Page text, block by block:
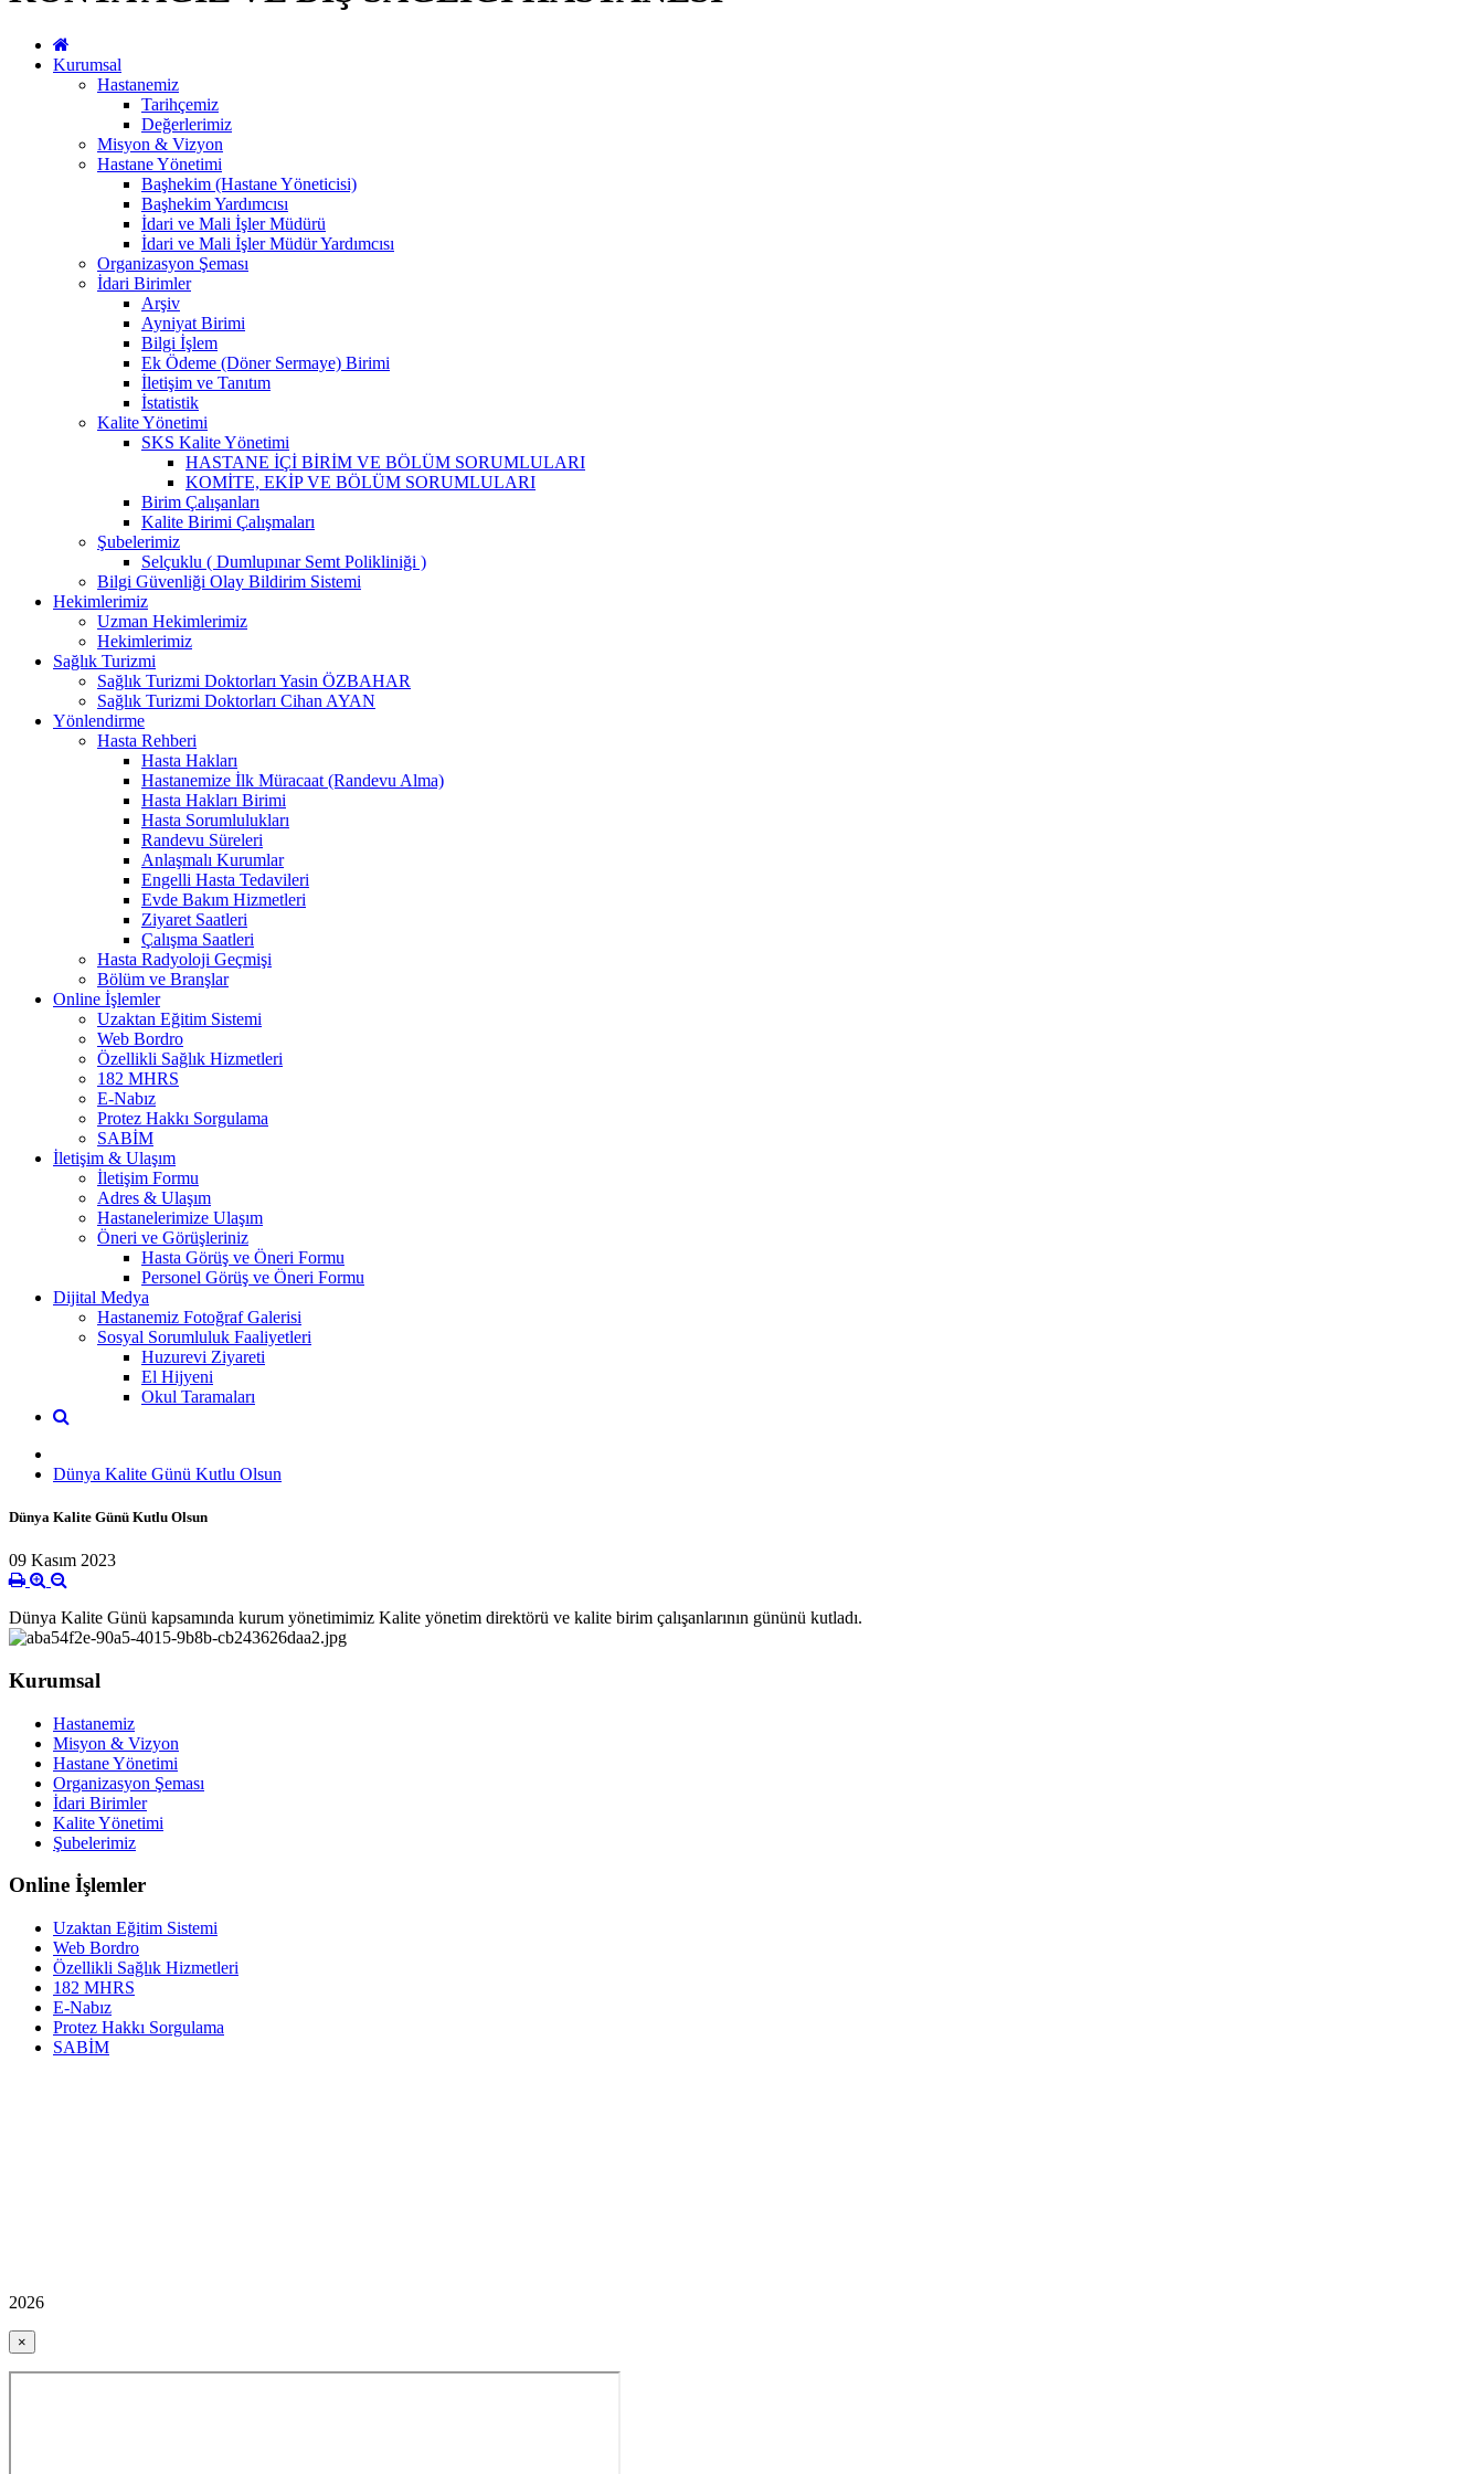
Kurumsal
Hastanemiz
Tarihçemiz
Değerlerimiz
Misyon & Vizyon
Hastane Yönetimi
Başhekim (Hastane Yöneticisi)
Başhekim Yardımcısı
İdari ve Mali İşler Müdürü
İdari ve Mali İşler Müdür Yardımcısı
Organizasyon Şeması
İdari Birimler
Arşiv
Ayniyat Birimi
Bilgi İşlem
Ek Ödeme (Döner Sermaye) Birimi
İletişim ve Tanıtım
İstatistik
Kalite Yönetimi
SKS Kalite Yönetimi
HASTANE İÇİ BİRİM VE BÖLÜM SORUMLULARI
KOMİTE, EKİP VE BÖLÜM SORUMLULARI
Birim Çalışanları
Kalite Birimi Çalışmaları
Şubelerimiz
Selçuklu ( Dumlupınar Semt Polikliniği )
Bilgi Güvenliği Olay Bildirim Sistemi
Hekimlerimiz
Uzman Hekimlerimiz
Hekimlerimiz
Sağlık Turizmi
Sağlık Turizmi Doktorları Yasin ÖZBAHAR
Sağlık Turizmi Doktorları Cihan AYAN
Yönlendirme
Hasta Rehberi
Hasta Hakları
Hastanemize İlk Müracaat (Randevu Alma)
Hasta Hakları Birimi
Hasta Sorumlulukları
Randevu Süreleri
Anlaşmalı Kurumlar
Engelli Hasta Tedavileri
Evde Bakım Hizmetleri
Ziyaret Saatleri
Çalışma Saatleri
Hasta Radyoloji Geçmişi
Bölüm ve Branşlar
Online İşlemler
Uzaktan Eğitim Sistemi
Web Bordro
Özellikli Sağlık Hizmetleri
182 MHRS
E-Nabız
Protez Hakkı Sorgulama
SABİM
İletişim & Ulaşım
İletişim Formu
Adres & Ulaşım
Hastanelerimize Ulaşım
Öneri ve Görüşleriniz
Hasta Görüş ve Öneri Formu
Personel Görüş ve Öneri Formu
Dijital Medya
Hastanemiz Fotoğraf Galerisi
Sosyal Sorumluluk Faaliyetleri
Huzurevi Ziyareti
El Hijyeni
Okul Taramaları
Dünya Kalite Günü Kutlu Olsun
Dünya Kalite Günü Kutlu Olsun
09 Kasım 2023
Dünya Kalite Günü kapsamında kurum yönetimimiz Kalite yönetim direktörü ve kalite birim çalışanlarının gününü kutladı.
Kurumsal
Hastanemiz
Misyon & Vizyon
Hastane Yönetimi
Organizasyon Şeması
İdari Birimler
Kalite Yönetimi
Şubelerimiz
Online İşlemler
Uzaktan Eğitim Sistemi
Web Bordro
Özellikli Sağlık Hizmetleri
182 MHRS
E-Nabız
Protez Hakkı Sorgulama
SABİM
2026
×